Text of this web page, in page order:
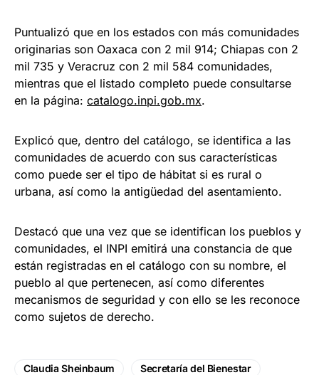
Puntualizó que en los estados con más comunidades
originarias son Oaxaca con 2 mil 914; Chiapas con 2
mil 735 y Veracruz con 2 mil 584 comunidades,
mientras que el listado completo puede consultarse
en la página: catalogo.inpi.gob.mx.
Explicó que, dentro del catálogo, se identifica a las
comunidades de acuerdo con sus características
como puede ser el tipo de hábitat si es rural o
urbana, así como la antigüedad del asentamiento.
Destacó que una vez que se identifican los pueblos y
comunidades, el INPI emitirá una constancia de que
están registradas en el catálogo con su nombre, el
pueblo al que pertenecen, así como diferentes
mecanismos de seguridad y con ello se les reconoce
como sujetos de derecho.
Claudia Sheinbaum Secretaría del Bienestar